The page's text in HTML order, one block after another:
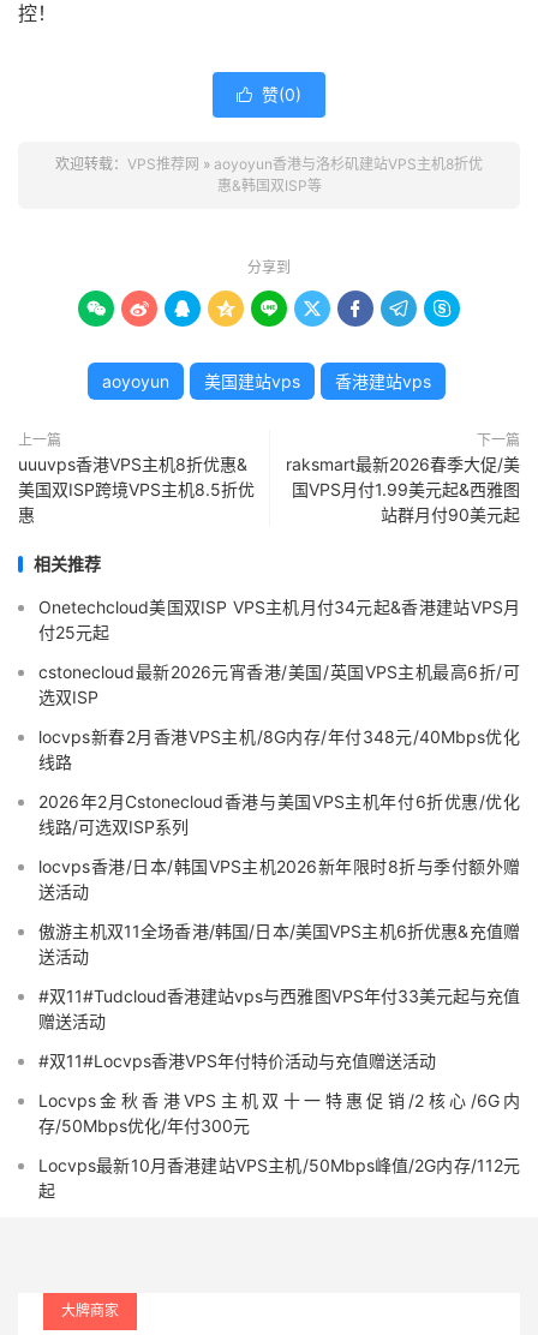
控！
 赞(0)
欢迎转载： VPS推荐网 » aoyoyun香港与洛杉矶建站VPS主机8折优
惠&韩国双ISP等
分享到
        
aoyoyun 美国建站vps 香港建站vps
上一篇
uuuvps香港VPS主机8折优惠&
美国双ISP跨境VPS主机8.5折优
惠
下一篇
raksmart最新2026春季大促/美
国VPS月付1.99美元起&西雅图
站群月付90美元起
相关推荐
Onetechcloud美国双ISP VPS主机月付34元起&香港建站VPS月
付25元起
cstonecloud最新2026元宵香港/美国/英国VPS主机最高6折/可
选双ISP
locvps新春2月香港VPS主机/8G内存/年付348元/40Mbps优化
线路
2026年2月Cstonecloud香港与美国VPS主机年付6折优惠/优化
线路/可选双ISP系列
locvps香港/日本/韩国VPS主机2026新年限时8折与季付额外赠
送活动
傲游主机双11全场香港/韩国/日本/美国VPS主机6折优惠&充值赠
送活动
#双11#Tudcloud香港建站vps与西雅图VPS年付33美元起与充值
赠送活动
#双11#Locvps香港VPS年付特价活动与充值赠送活动
Locvps金秋香港VPS主机双十一特惠促销/2核心/6G内
存/50Mbps优化/年付300元
Locvps最新10月香港建站VPS主机/50Mbps峰值/2G内存/112元
起
大牌商家